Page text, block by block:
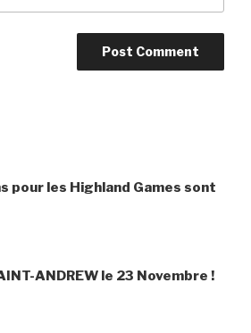
pour les Highland Games sont
ANDREW le 23 Novembre !